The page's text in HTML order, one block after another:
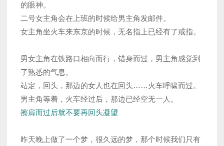
的眼神。
二号女主角会在上班的时候给男主角发邮件。
女主角坐火车来东京的时候，无名指上已经有了戒指。
男女主角在铁路口相向而行，错身而过，男主角感觉到
了熟悉的气息。
站定，回头，那边的女人也在回头……火车呼啸而过。
男主角等着，火车经过后，那边已经空无一人。
擦肩而过后就不要再回头凝望
昨天晚上做了一个梦，很久远的梦，那个时候我们只有